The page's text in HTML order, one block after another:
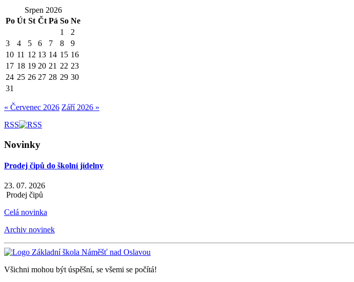
Srpen 2026
Po Út St Čt Pá So Ne
1
2
3
4 5 6 7 8
9
10 11 12 13 14 15 16
17 18 19 20 21 22 23
24 25 26 27 28 29 30
31
« Červenec 2026 Září 2026 »
RSS
Novinky
Prodej čipů do školní jídelny
23. 07. 2026
Prodej čipů
Celá novinka
Archiv novinek
Všichni mohou být úspěšní, se všemi se počítá!